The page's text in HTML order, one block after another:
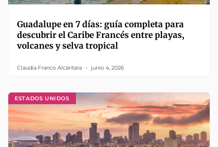
Guadalupe en 7 días: guía completa para
descubrir el Caribe Francés entre playas,
volcanes y selva tropical
Claudia Franco Alcántara junio 4, 2026
ESTADOS UNIDOS